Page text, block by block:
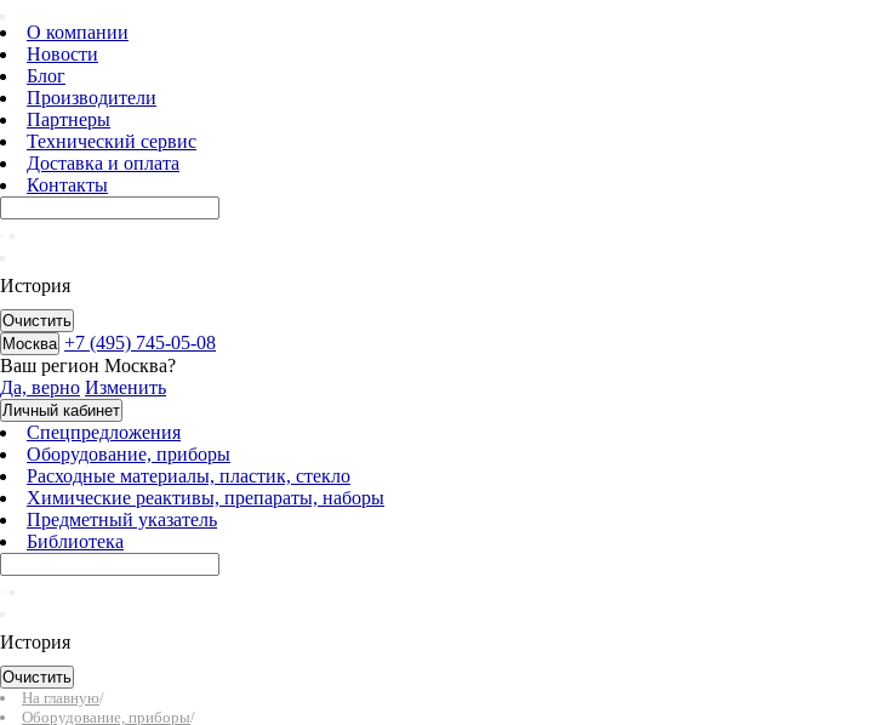
О компании
Новости
Блог
Производители
Партнеры
Технический сервис
Доставка и оплата
Контакты
История
Очистить
Москва +7 (495) 745-05-08
Ваш регион Москва?
Да, верно Изменить
Личный кабинет
Спецпредложения
Оборудование, приборы
Расходные материалы, пластик, стекло
Химические реактивы, препараты, наборы
Предметный указатель
Библиотека
История
Очистить
На главную/
Оборудование, приборы/